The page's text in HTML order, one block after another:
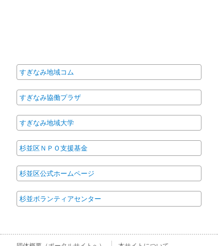
すぎなみ地域コム
すぎなみ協働プラザ
すぎなみ地域大学
杉並区ＮＰＯ支援基金
杉並区公式ホームページ
杉並ボランティアセンター